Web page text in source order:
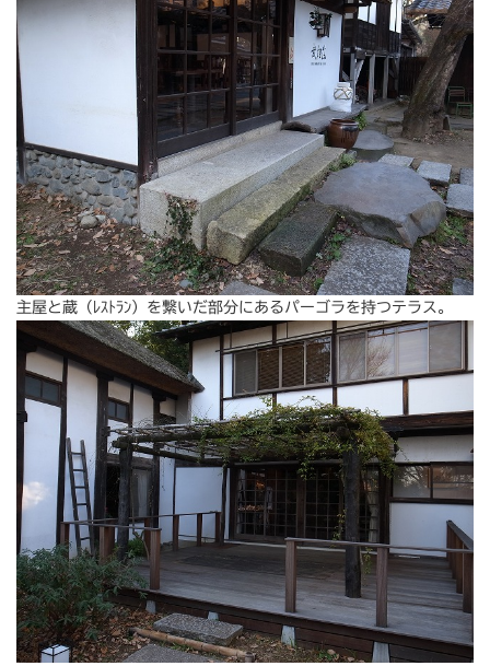
主屋と蔵（ﾚｽﾄﾗﾝ）を繋いだ部分にあるパーゴラを持つテラス。